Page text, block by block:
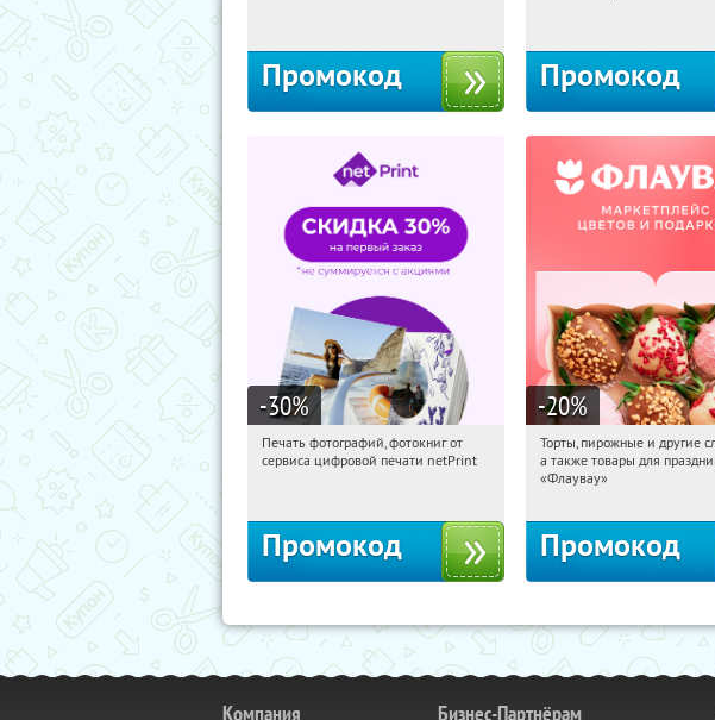
Промокод Промокод
-30%
20:45:39 Получили:
Печать фотографий, фотокниг от
сервиса цифровой печати netPrint
Промокод
-20%
20:45:39
Россия
Торты, пирожные и другие
а также товары для
«Флаувау»
Промокод
Компания Бизнес-Партнёрам